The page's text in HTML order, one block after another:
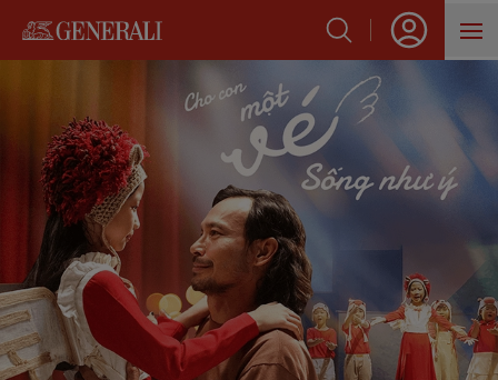
HỖ TRỢ KHÁCH HÀNG
VỀ GENERALI
BLOG
VỀ TRANG CHỦ
Phim âm nhạc Cho Con Một